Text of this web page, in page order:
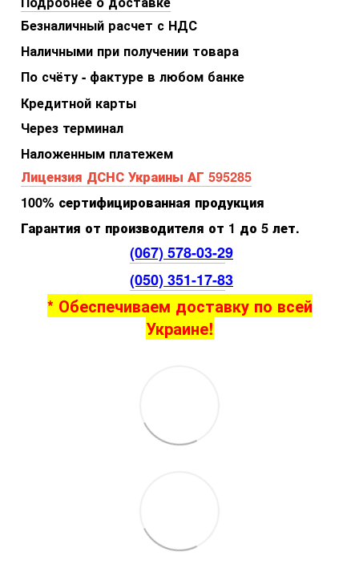
Безналичный расчет с НДС
Наличными при получении товара
По счёту - фактуре в любом банке
Кредитной карты
Через терминал
Наложенным платежем
Лицензия ДСНС Украины АГ 595285
100% сертифицированная продукция
Гарантия от производителя от 1 до 5 лет.
(067) 578-03-29
(050) 351-17-83
* Обеспечиваем доставку по всей
Украине!